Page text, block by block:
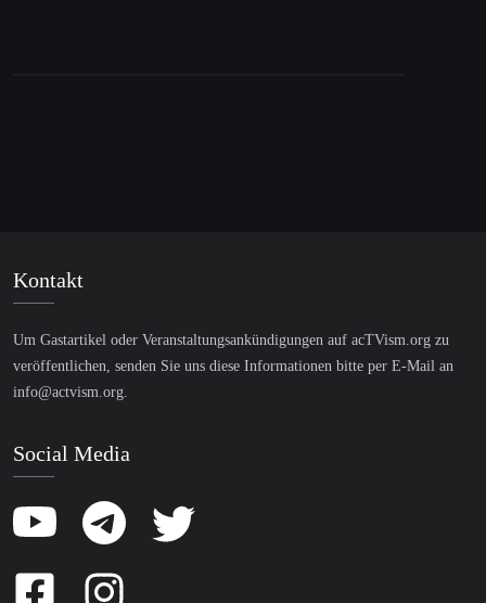
Kontakt
Um Gastartikel oder Veranstaltungsankündigungen auf acTVism.org zu
veröffentlichen, senden Sie uns diese Informationen bitte per E-Mail an
info@actvism.org
Social Media